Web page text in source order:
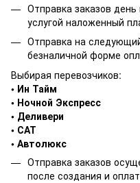
Отправка заказов
услугой наложенный
Отправка на
безналичной форме
Выбирая перевозчиков:
• Ин Тайм
• Ночной Экспресс
• Деливери
• САТ
• Автолюкс
Отправка заказов
после создания и